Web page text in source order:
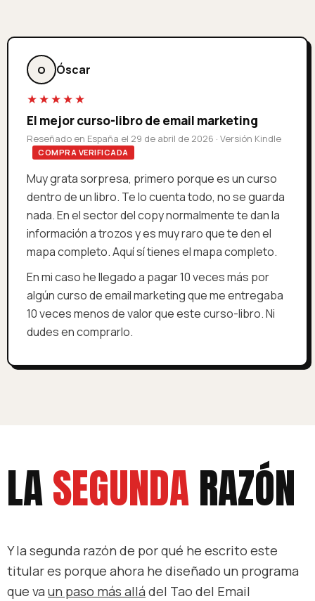
O Óscar
★★★★★
El mejor curso-libro de email marketing
Reseñado en España el 29 de abril de 2026 · Versión Kindle
COMPRA VERIFICADA
Muy grata sorpresa, primero porque es un curso
dentro de un libro. Te lo cuenta todo, no se guarda
nada. En el sector del copy normalmente te dan la
información a trozos y es muy raro que te den el
mapa completo. Aquí sí tienes el mapa completo.
En mi caso he llegado a pagar 10 veces más por
algún curso de email marketing que me entregaba
10 veces menos de valor que este curso-libro. Ni
dudes en comprarlo.
LASEGUNDARAZÓN
Y la segunda razón de por qué he escrito este
titular es porque ahora he diseñado un programa
que va un paso más allá del Tao del Email